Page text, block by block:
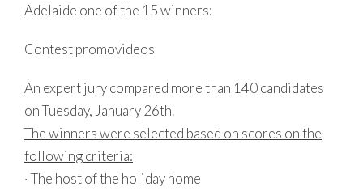
Adelaide one of the 15 winners:
Contest promovideos
An expert jury compared more than 140 candidates
on Tuesday, January 26th.
The winners were selected based on scores on the
following criteria:
· The host of the holiday home